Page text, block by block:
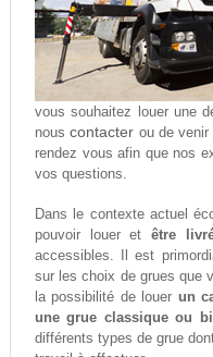
vous souhaitez louer une
nouscontacter ou de
rendez vous afin que nos
vos questions.
Dans le contexte actuel
pouvoir louer etêtre
accessibles. Il est
sur les choix de grues que
la possibilité de louer un
une grue classique ou
différents types de grue